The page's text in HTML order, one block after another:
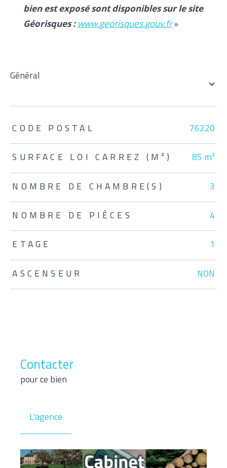
bien est exposé sont disponibles sur le site
Géorisques : www.georisques.gouv.fr»
général
TRAD_ZEPHYR_Caracteristique TRAD_ZEPHYR_Valeurs
CODE POSTAL 76220
SURFACE LOI CARREZ (M²) 85 m²
NOMBRE DE CHAMBRE(S) 3
NOMBRE DE PIÈCES 4
ETAGE 1
ASCENSEUR NON
Contacter
pour ce bien
L'agence